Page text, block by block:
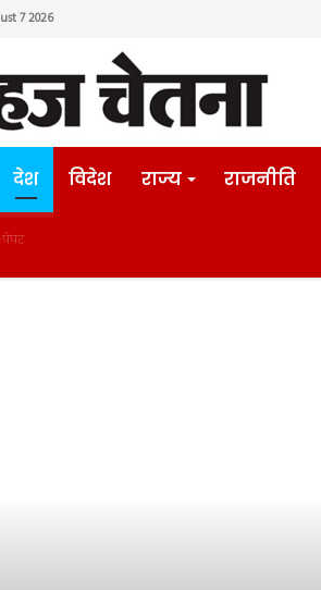
7 2026
देश विदेश राज्य राजनीति